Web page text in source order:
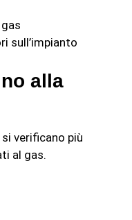
sull’impianto
alla
verificano più
al gas.